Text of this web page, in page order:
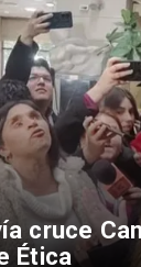
cruce
Ética